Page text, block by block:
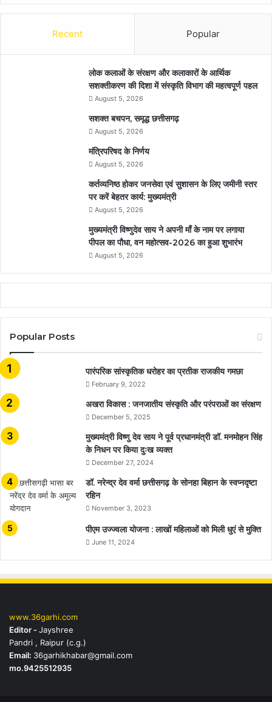
Recent Popular
लोक कलाओं के संरक्षण और कलाकारों के आर्थिक
सशक्तीकरण की दिशा में संस्कृति विभाग की महत्वपूर्ण पहल
August 5, 2026
सशक्त बचपन, समृद्ध छत्तीसगढ़
August 5, 2026
मंत्रिपरिषद के निर्णय
August 5, 2026
कर्तव्यनिष्ठ होकर जनसेवा एवं सुशासन के लिए जमीनी स्तर
पर करें बेहतर कार्य: मुख्यमंत्री
August 5, 2026
मुख्यमंत्री विष्णुदेव साय ने अपनी माँ के नाम पर लगाया
पीपल का पौधा, वन महोत्सव-2026 का हुआ शुभारंभ
August 5, 2026
Popular Posts
​​​​​​​पारंपरिक सांस्कृतिक धरोहर का प्रतीक राजकीय गमछा
February 9, 2022
अखरा विकास : जनजातीय संस्कृति और परंपराओं का संरक्षण
December 5, 2025
मुख्यमंत्री विष्णु देव साय ने पूर्व प्रधानमंत्री डॉ. मनमोहन सिंह
के निधन पर किया दुःख व्यक्त
December 27, 2024
डॉ. नरेन्द्र देव वर्मा छत्तीसगढ़ के सोनहा बिहान के स्वप्नदृष्टा
रहिन
November 3, 2023
पीएम उज्ज्वला योजना : लाखों महिलाओं को मिली धुएं से मुक्ति
June 11, 2024
www.36garhi.com
Editor -Jayshree
Pandri , Raipur (c.g.)
Email: 36garhikhabar@gmail.com
mo.9425512935